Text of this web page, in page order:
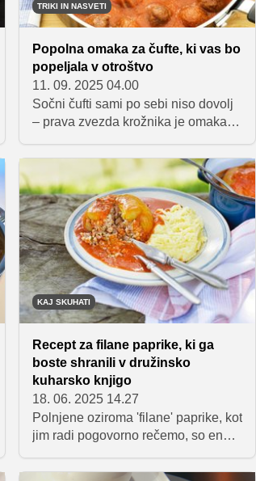
TRIKI IN NASVETI
Popolna omaka za čufte, ki vas bo
popeljala v otroštvo
11. 09. 2025 04.00
Sočni čufti sami po sebi niso dovolj
– prava zvezda krožnika je omaka,
sestavine in poskrbi, da je jed
nepozabna. A kako pripraviti dobro
omako za čufte, na kaj moramo biti
pri kuhanju pozorni in kako jo
nadgradimo, da bo navdušila čisto
vsakega?
KAJ SKUHATI
Recept za filane paprike, ki ga
boste shranili v družinsko
kuharsko knjigo
18. 06. 2025 14.27
Polnjene oziroma 'filane' paprike, kot
jim radi pogovorno rečemo, so ena
principu 'malo tega, malo onega'.